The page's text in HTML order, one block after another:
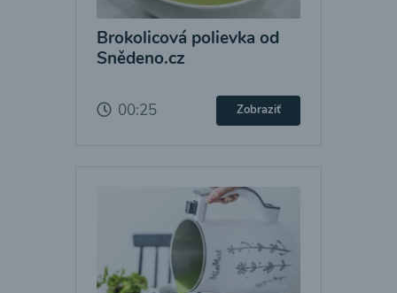
Brokolicová polievka od
Snědeno.cz
00:25 Zobraziť